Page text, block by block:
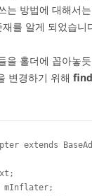
방법에 대해서
를 알게 되었습니
홀더에 꼽아놓
변경하기 위해
extends
mInflater;